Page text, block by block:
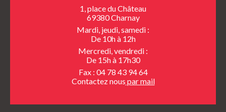
1, place du Château
69380 Charnay
Mardi, jeudi, samedi :
De 10h à 12h
Mercredi, vendredi :
De 15h à 17h30
Fax : 04 78 43 94 64
Contactez nous par mail